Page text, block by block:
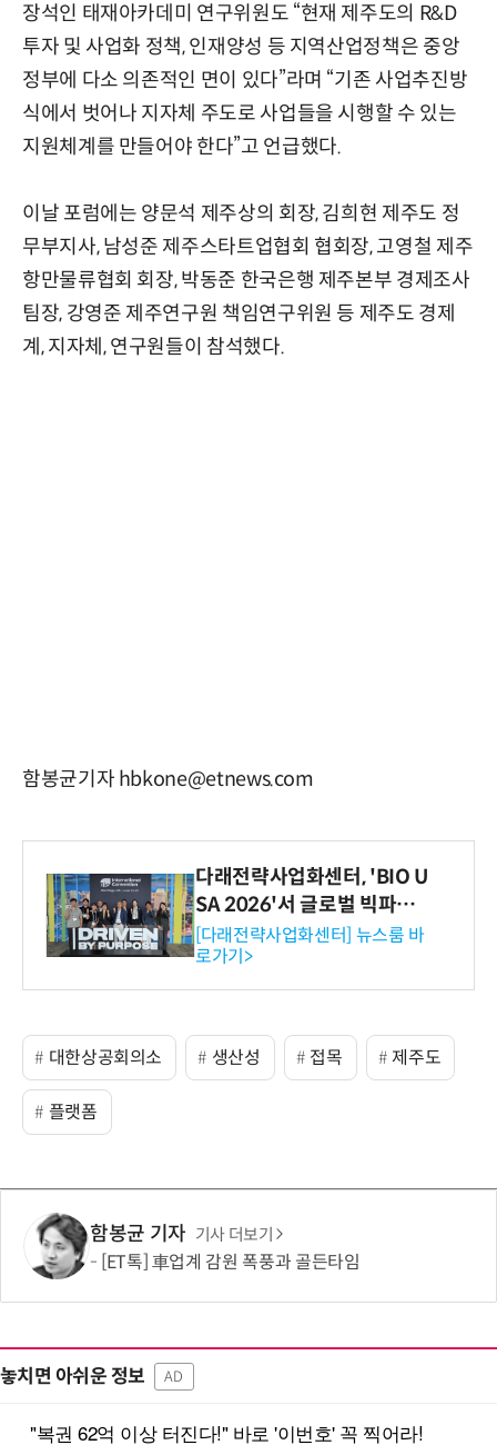
장석인 태재아카데미 연구위원도 “현재 제주도의 R&D
투자 및 사업화 정책, 인재양성 등 지역산업정책은 중앙
정부에 다소 의존적인 면이 있다”라며 “기존 사업추진방
식에서 벗어나 지자체 주도로 사업들을 시행할 수 있는
지원체계를 만들어야 한다”고 언급했다.
이날 포럼에는 양문석 제주상의 회장, 김희현 제주도 정
무부지사, 남성준 제주스타트업협회 협회장, 고영철 제주
항만물류협회 회장, 박동준 한국은행 제주본부 경제조사
팀장, 강영준 제주연구원 책임연구위원 등 제주도 경제
계, 지자체, 연구원들이 참석했다.
함봉균기자 hbkone@etnews.com
다래전략사업화센터, 'BIO U
SA 2026'서 글로벌 빅파마
와의 비즈니스 미팅 지원…K
-바이오 해외 진출 교두보 확
보
[다래전략사업화센터] 뉴스룸 바
로가기>
대한상공회의소 생산성 접목 제주도
플랫폼
함봉균 기자 기사 더보기
[ET톡] 車업계 감원 폭풍과 골든타임
놓치면 아쉬운 정보 AD